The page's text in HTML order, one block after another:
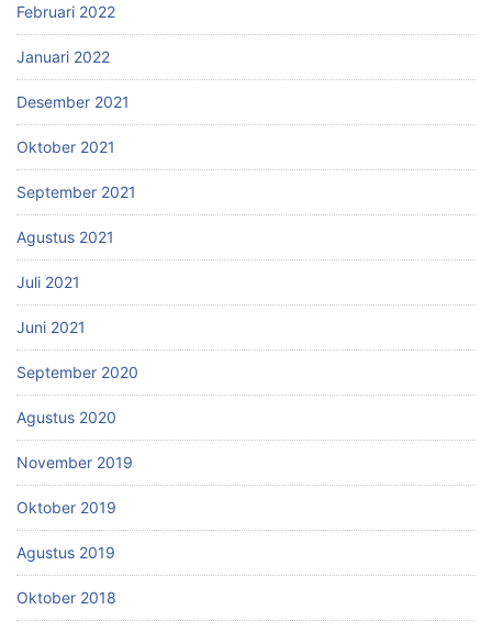
Februari 2022
Januari 2022
Desember 2021
Oktober 2021
September 2021
Agustus 2021
Juli 2021
Juni 2021
September 2020
Agustus 2020
November 2019
Oktober 2019
Agustus 2019
Oktober 2018